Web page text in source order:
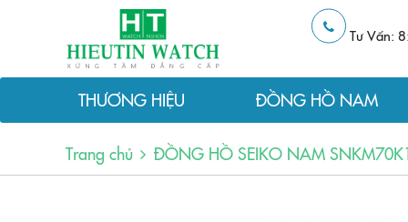
Tư Vấn:
THƯƠNG HIỆU ĐỒNG HỒ NAM
Trang chủ ĐỒNG HỒ SEIKO NAM